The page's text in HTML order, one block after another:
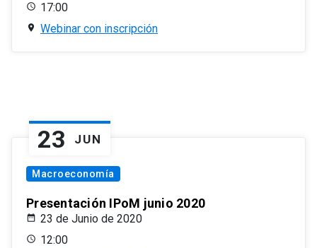
17:00
Webinar con inscripción
23 JUN
Macroeconomía
Presentación IPoM junio 2020
23 de Junio de 2020
12:00